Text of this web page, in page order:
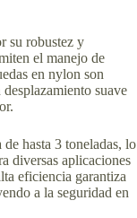
su robustez y
el manejo de
en nylon son
suave
hasta 3 toneladas, lo
diversas aplicaciones
eficiencia garantiza
a la seguridad en